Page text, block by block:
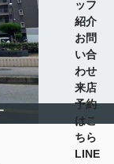
ッフ
紹介
お問
い合
わせ
来店
予約
はこ
ちら
LINE